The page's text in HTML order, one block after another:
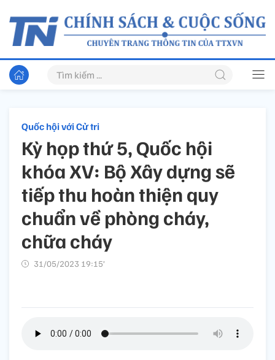
Quốc hội với Cử tri
Kỳ họp thứ 5, Quốc hội
khóa XV: Bộ Xây dựng sẽ
tiếp thu hoàn thiện quy
chuẩn về phòng cháy,
chữa cháy
31/05/2023 19:15’